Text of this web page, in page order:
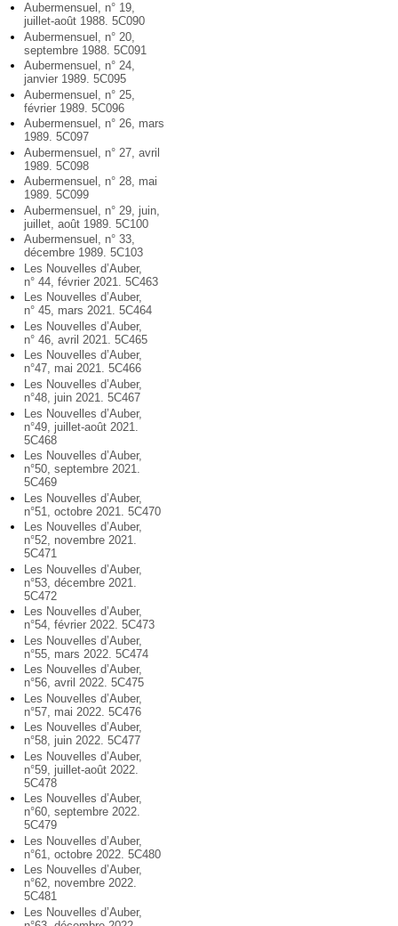
Aubermensuel, n° 19,
juillet-août 1988. 5C090
Aubermensuel, n° 20,
septembre 1988. 5C091
Aubermensuel, n° 24,
janvier 1989. 5C095
Aubermensuel, n° 25,
février 1989. 5C096
Aubermensuel, n° 26, mars
1989. 5C097
Aubermensuel, n° 27, avril
1989. 5C098
Aubermensuel, n° 28, mai
1989. 5C099
Aubermensuel, n° 29, juin,
juillet, août 1989. 5C100
Aubermensuel, n° 33,
décembre 1989. 5C103
Les Nouvelles d’Auber,
n° 44, février 2021. 5C463
Les Nouvelles d’Auber,
n° 45, mars 2021. 5C464
Les Nouvelles d’Auber,
n° 46, avril 2021. 5C465
Les Nouvelles d’Auber,
n°47, mai 2021. 5C466
Les Nouvelles d’Auber,
n°48, juin 2021. 5C467
Les Nouvelles d’Auber,
n°49, juillet-août 2021.
5C468
Les Nouvelles d’Auber,
n°50, septembre 2021.
5C469
Les Nouvelles d’Auber,
n°51, octobre 2021. 5C470
Les Nouvelles d’Auber,
n°52, novembre 2021.
5C471
Les Nouvelles d’Auber,
n°53, décembre 2021.
5C472
Les Nouvelles d’Auber,
n°54, février 2022. 5C473
Les Nouvelles d’Auber,
n°55, mars 2022. 5C474
Les Nouvelles d’Auber,
n°56, avril 2022. 5C475
Les Nouvelles d’Auber,
n°57, mai 2022. 5C476
Les Nouvelles d’Auber,
n°58, juin 2022. 5C477
Les Nouvelles d’Auber,
n°59, juillet-août 2022.
5C478
Les Nouvelles d’Auber,
n°60, septembre 2022.
5C479
Les Nouvelles d’Auber,
n°61, octobre 2022. 5C480
Les Nouvelles d’Auber,
n°62, novembre 2022.
5C481
Les Nouvelles d’Auber,